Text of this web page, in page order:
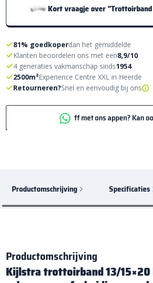
Kort vraagje over
81% goedkoperdan het gemiddelde
Klanten beoordelen ons met een8,9/10
4 generaties vakmanschap sinds1954
2500m²Experience Centre XXL in Heerde
Retourneren?Snel en eenvoudig bij ons
ff met ons appen? Kan
Productomschrijving Specificaties
Productomschrijving
Kijlstra trottoirband 13/15×20